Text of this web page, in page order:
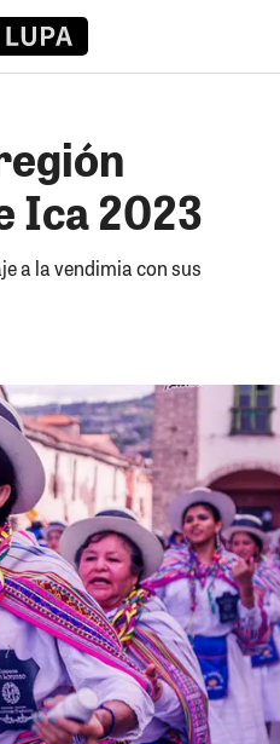
Ica 2023
a la vendimia con sus